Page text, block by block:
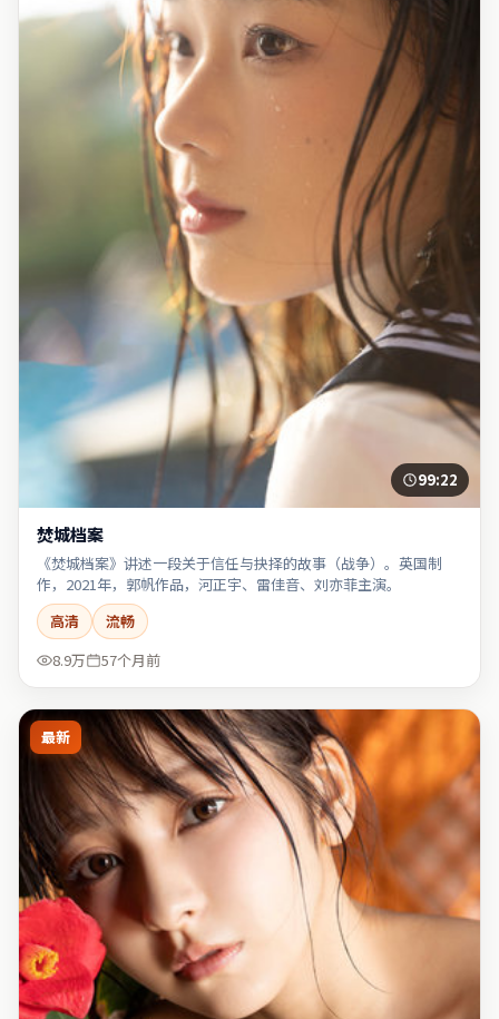
99:22
焚城档案
《焚城档案》讲述一段关于信任与抉择的故事（战争）。英国制
作，2021年，郭帆作品，河正宇、雷佳音、刘亦菲主演。
高清
流畅
8.9万
57个月前
最新